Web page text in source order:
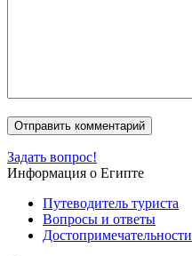
Задать вопрос!
Информация о Египте
Путеводитель туриста
Вопросы и ответы
Достопримечательности